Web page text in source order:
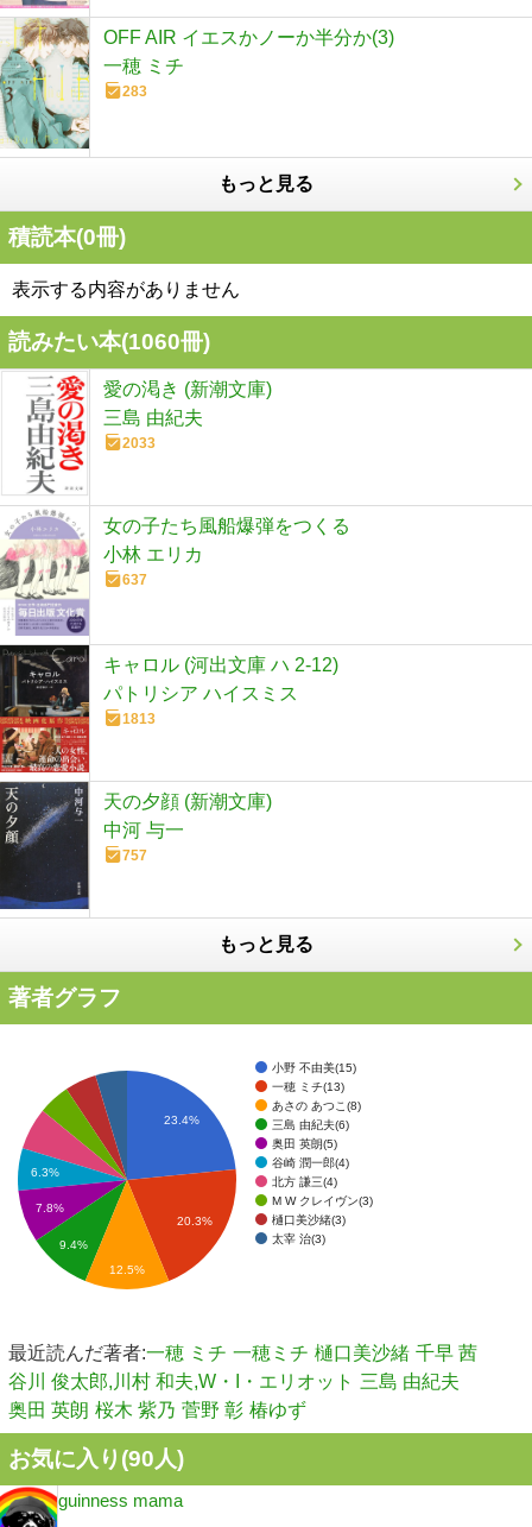
OFF AIR イエスかノーか半分か(3)
一穂 ミチ
283
もっと見る
積読本(0冊)
表示する内容がありません
読みたい本(1060冊)
愛の渇き (新潮文庫)
三島 由紀夫
2033
女の子たち風船爆弾をつくる
小林 エリカ
637
キャロル (河出文庫 ハ 2-12)
パトリシア ハイスミス
1813
天の夕顔 (新潮文庫)
中河 与一
757
もっと見る
著者グラフ
小野 不由美(15)
一穂 ミチ(13)
あさの あつこ(8)
三島 由紀夫(6)
奥田 英朗(5)
谷崎 潤一郎(4)
北方 謙三(4)
M W クレイヴン(3)
樋口美沙緒(3)
太宰 治(3)
23.4%
20.3%
6.3%
7.8%
9.4%
12.5%
最近読んだ著者:一穂 ミチ 一穂ミチ 樋口美沙緒 千早 茜
谷川 俊太郎,川村 和夫,W・I・エリオット 三島 由紀夫
奥田 英朗 桜木 紫乃 菅野 彰 椿ゆず
お気に入り(90人)
guinness mama